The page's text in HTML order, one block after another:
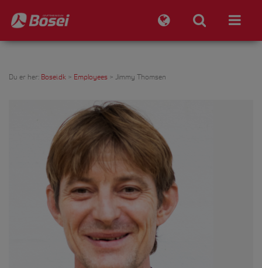
Du er her: Bosei.dk > Employees > Jimmy Thomsen